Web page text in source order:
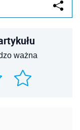
ważna